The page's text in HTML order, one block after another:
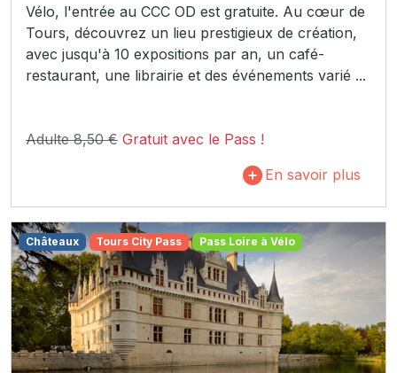
Vélo, l'entrée au CCC OD est gratuite. Au cœur de
Tours, découvrez un lieu prestigieux de création,
avec jusqu'à 10 expositions par an, un café-
restaurant, une librairie et des événements varié ...
Adulte 8,50 € Gratuit avec le Pass !
En savoir plus
Châteaux Tours City Pass Pass Loire à Vélo